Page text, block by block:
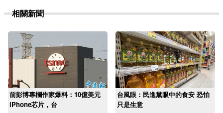
相關新聞
前彭博專欄作家爆料：10億美元
iPhone芯片，台
台風眼：民進黨眼中的食安 恐怕
只是生意